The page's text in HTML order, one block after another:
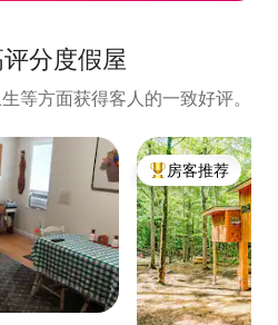
分度假屋
等方面获得客人的一致好评。
热门「房客推荐」
房客推荐